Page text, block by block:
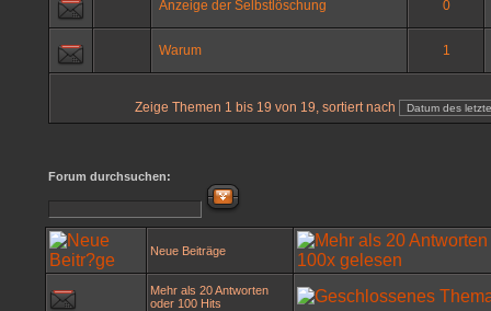
Anzeige der Selbstlöschung 0
Warum 1
Zeige Themen 1 bis 19 von 19, sortiert nach
Forum durchsuchen:
Neue Beiträge
Mehr als 20 Antworten
oder 100 Hits